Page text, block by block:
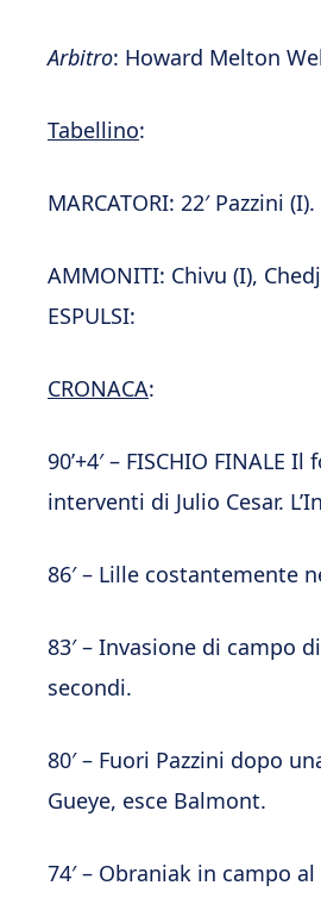
Arbitro: Howard Melton
Tabellino:
MARCATORI: 22′ Pazzini (I).
AMMONITI: Chivu (I),
ESPULSI:
CRONACA:
90’+4′ – FISCHIO
interventi di Julio Cesar.
86′ – Lille costantemente
83′ – Invasione di campo
secondi.
80′ – Fuori Pazzini dopo
Gueye, esce Balmont.
74′ – Obraniak in campo